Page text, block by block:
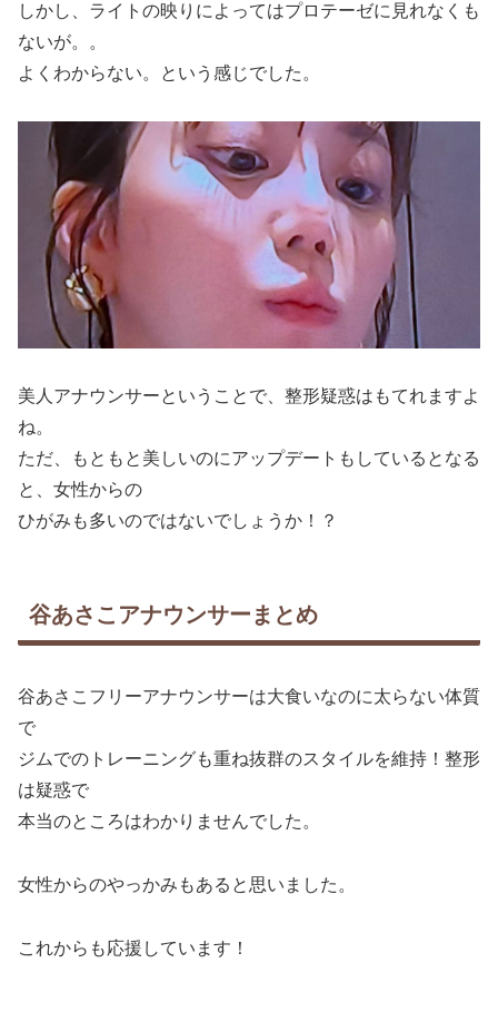
しかし、ライトの映りによってはプロテーゼに見れなくも
ないが。。
よくわからない。という感じでした。
美人アナウンサーということで、整形疑惑はもてれますよ
ね。
ただ、もともと美しいのにアップデートもしているとなる
と、女性からの
ひがみも多いのではないでしょうか！？
谷あさこアナウンサーまとめ
谷あさこフリーアナウンサーは大食いなのに太らない体質
で
ジムでのトレーニングも重ね抜群のスタイルを維持！整形
は疑惑で
本当のところはわかりませんでした。
女性からのやっかみもあると思いました。
これからも応援しています！